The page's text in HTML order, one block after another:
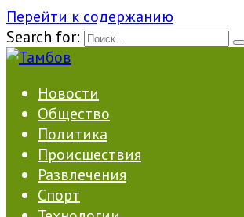
Перейти к содержанию
Search for:
Новости
Общество
Политика
Происшествия
Развлечения
Спорт